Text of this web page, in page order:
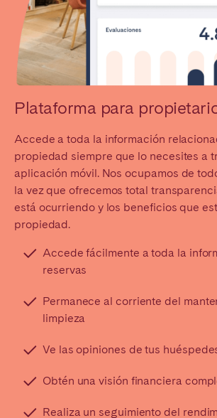
Plataforma para
Accede a toda la información
propiedad siempre que lo necesites a
aplicación móvil. Nos ocupamos de
la vez que ofrecemos total
está ocurriendo y los beneficios que
propiedad.
Accede fácilmente a toda la
reservas
Permanece al corriente del
limpieza
Ve las opiniones de tus
Obtén una visión financiera
Realiza un seguimiento del